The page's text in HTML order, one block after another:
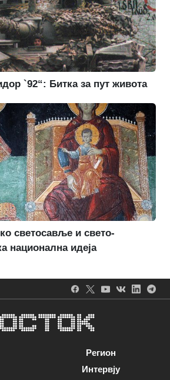
`92“: Битка за пут живота
светосавље и свето-
национална идеја
Регион
Интервју